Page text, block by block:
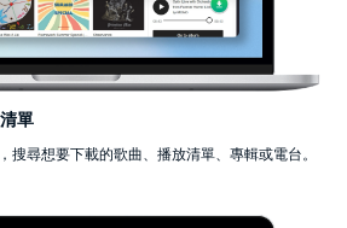
單
搜尋想要下載的歌曲、播放清單、專輯或電台。